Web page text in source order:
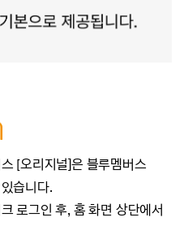
[오리지널]은 블루멤버스
습니다.
로그인 후, 홈 화면 상단에서